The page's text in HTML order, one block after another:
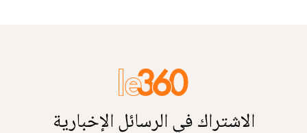
الاشتراك في الرسائل الإخبارية